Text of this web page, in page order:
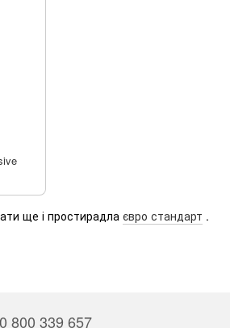
ще і простирадла євро стандарт .
0 800 339 657